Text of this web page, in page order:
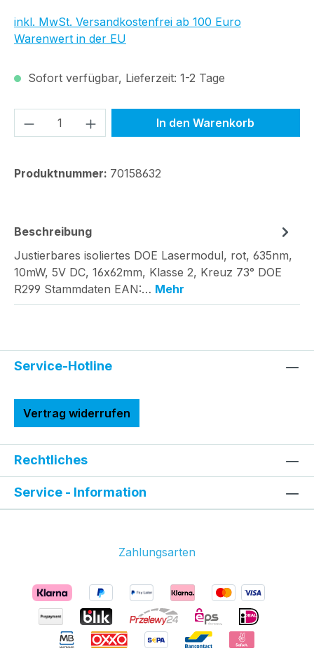
inkl. MwSt. Versandkostenfrei ab 100 Euro
Warenwert in der EU
Sofort verfügbar, Lieferzeit: 1-2 Tage
Produkt Anzahl: Gib denIn den Warenkorb
Produktnummer: 70158632
Beschreibung
Justierbares isoliertes DOE Lasermodul, rot, 635nm,
10mW, 5V DC, 16x62mm, Klasse 2, Kreuz 73° DOE
R299 Stammdaten EAN:… Mehr
Service-Hotline
Vertrag widerrufen
Rechtliches
Service - Information
Zahlungsarten